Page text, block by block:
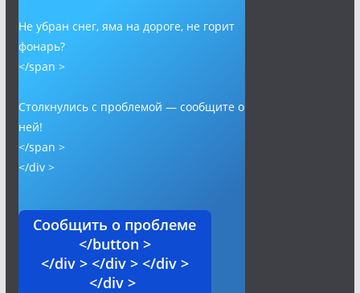
Не убран снег, яма на дороге, не горит
фонарь?
</span >
Столкнулись с проблемой — сообщите о
ней!
</span >
</div >
Сообщить о проблеме
</button >
</div > </div > </div >
</div >